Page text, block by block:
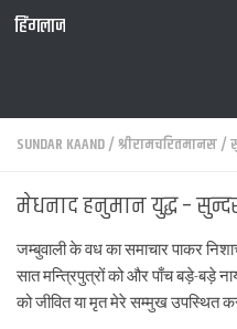
हिंगलाज
SUNDAR KAAND/श्रीरामचरितमानस/
मेधनाद हनुमान युद्ध –
जम्बुवाली के वध का समाचार पाकर
सात मन्त्रिपुत्रों को और पाँच बड़े-बड़े
को जीवित या मृत मेरे सम्मुख उपस्थित